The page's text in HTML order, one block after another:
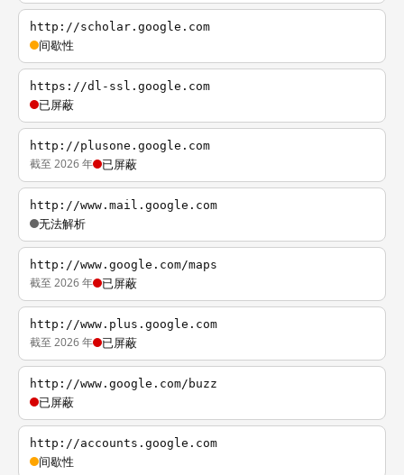
http://scholar.google.com
间歇性
https://dl-ssl.google.com
已屏蔽
http://plusone.google.com
截至 2026 年 已屏蔽
http://www.mail.google.com
无法解析
http://www.google.com/maps
截至 2026 年 已屏蔽
http://www.plus.google.com
截至 2026 年 已屏蔽
http://www.google.com/buzz
已屏蔽
http://accounts.google.com
间歇性